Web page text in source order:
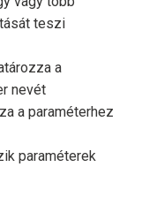
teszi
a
nevét
a paraméterhez
paraméterek